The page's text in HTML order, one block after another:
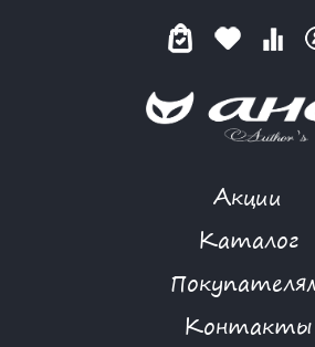
Акции
Каталог
Контакты
ЯНТАРНО-